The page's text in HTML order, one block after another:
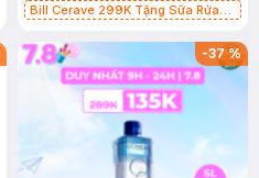
Bill Cerave 299K Tặng Sữa Rửa
-37%